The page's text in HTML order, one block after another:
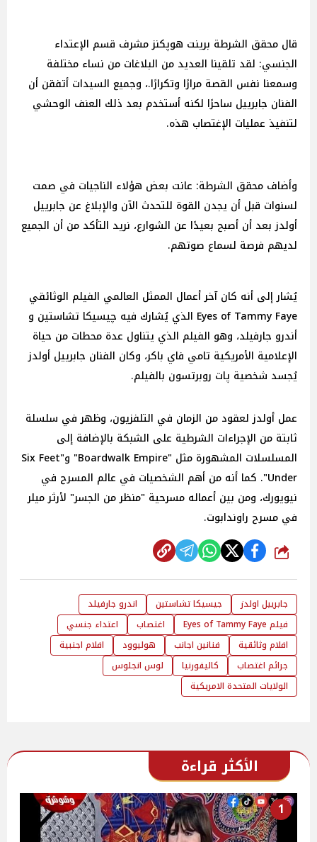
قال محقق الشرطة برينت هوپكنز مشرف قسم الإعتداء
الجنسي: لقد تلقينا العديد من البلاغات من نساء مختلفة
وسمعنا نفس القصة مرارًا وتكرارًا.، وجميع السيدات أتفقن أن
الفنان جابرييل ساحرًا لكنه أستخدم بعد ذلك العنف الوحشي
لتنفيذ عمليات الإغتصاب هذه.
وأضاف محقق الشرطة: عانت بعض هؤلاء الناجيات في صمت
لسنوات قبل أن يجدن القوة للتحدث الآن والإبلاغ عن جابرييل
أولدز بعد أن أصبح بعيدًا عن الشوارع، نريد التأكد من أن الجميع
لديهم فرصة لسماع صوتهم.
يُشار إلى أنه كان آخر أعمال الممثل العالمي الفيلم الوثائقي
Eyes of Tammy Faye الذي يُشارك فيه چيسيكا تشاستين و
أندرو جارفيلد، وهو الفيلم الذي يتناول عدة محطات من حياة
الإعلامية الأمريكية تامي فاي باكر، وكان الفنان جابرييل أولدز
يُجسد شخصية پات روبرتسون بالفيلم.
عمل أولدز لعقود من الزمان في التلفزيون، وظهر في سلسلة
ثابتة من الإجراءات الشرطية على الشبكة بالإضافة إلى
المسلسلات المشهورة مثل "Boardwalk Empire" و"Six Feet
Under". كما أنه من أهم الشخصيات في عالم المسرح في
نيويورك، ومن بين أعماله مسرحية "منظر من الجسر" لأرثر ميلر
في مسرح راوندابوت.
شارك
جابرييل اولدز جيسيكا تشاستين
اندرو جارفيلد
فيلم Eyes of Tammy Faye
اغتصاب
اعتداء جنسي
افلام وثائقية
فنانين اجانب هوليوود
افلام اجنبية
جرائم اغتصاب
كاليفورنيا
لوس انجلوس
الولايات المتحدة الامريكية
الأكثر قراءة
1